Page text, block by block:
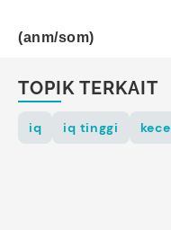
(anm/som)
TOPIK TERKAIT
iq iq tinggi